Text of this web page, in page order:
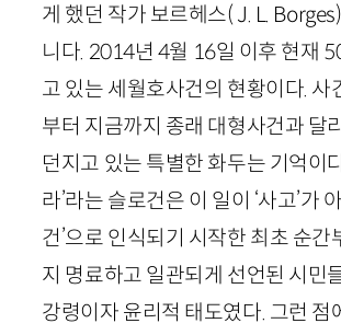
게 했던 작가 보르헤스( J. L. Borges
니다. 2014년 4월 16일 이후 현재
고 있는 세월호사건의 현황이다. 사
부터 지금까지 종래 대형사건과 달
던지고 있는 특별한 화두는 기억이
라’라는 슬로건은 이 일이 ‘사고’가
건’으로 인식되기 시작한 최초 순간
지 명료하고 일관되게 선언된 시민
강령이자 윤리적 태도였다. 그런 점